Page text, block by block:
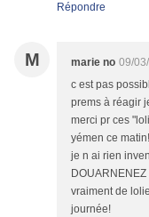
Répondre
M marie no 09/
c est pas
prems à réagir
merci pr ces
yémen ce
je n ai rien
vraiment de
journée!